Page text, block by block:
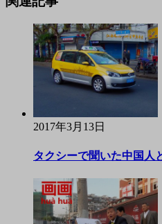
2017年3月13日
タクシーで聞いた中国人